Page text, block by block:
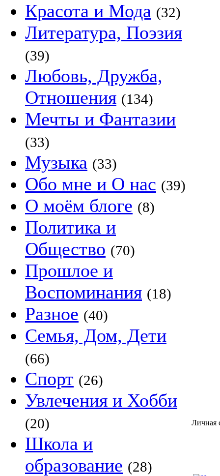
Красота и Мода (32)
Литература, Поэзия
(39)
Любовь, Дружба,
Отношения (134)
Мечты и Фантазии
(33)
Музыка (33)
Обо мне и О нас (39)
О моём блоге (8)
Политика и
Общество (70)
Прошлое и
Воспоминания (18)
Разное (40)
Семья, Дом, Дети
(66)
Спорт (26)
Увлечения и Хобби
(20)
Школа и
образование (28)
Личная